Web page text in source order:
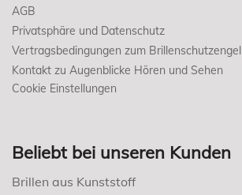
AGB
Privatsphäre und Datenschutz
Vertragsbedingungen zum Brillenschutzengel
Kontakt zu Augenblicke Hören und Sehen
Cookie Einstellungen
Beliebt bei unseren Kunden
Brillen aus Kunststoff